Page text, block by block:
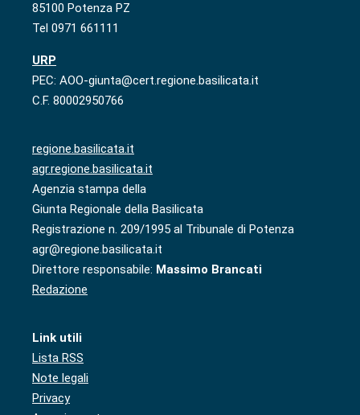
85100 Potenza PZ
Tel 0971 661111
URP
PEC: AOO-giunta@cert.regione.basilicata.it
C.F. 80002950766
regione.basilicata.it
agr.regione.basilicata.it
Agenzia stampa della
Giunta Regionale della Basilicata
Registrazione n. 209/1995 al Tribunale di Potenza
agr@regione.basilicata.it
Direttore responsabile: Massimo Brancati
Redazione
Link utili
Lista RSS
Note legali
Privacy